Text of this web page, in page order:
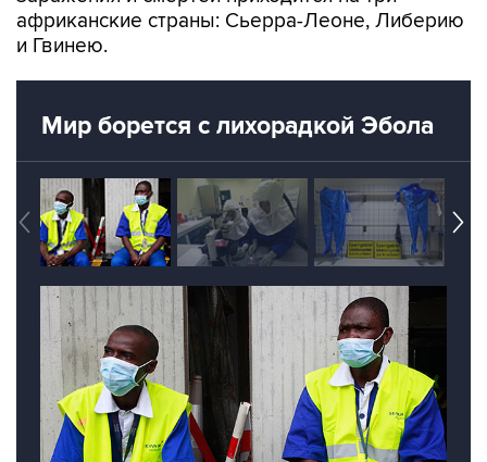
африканские страны: Сьерра-Леоне, Либерию
и Гвинею.
Мир борется с лихорадкой Эбола